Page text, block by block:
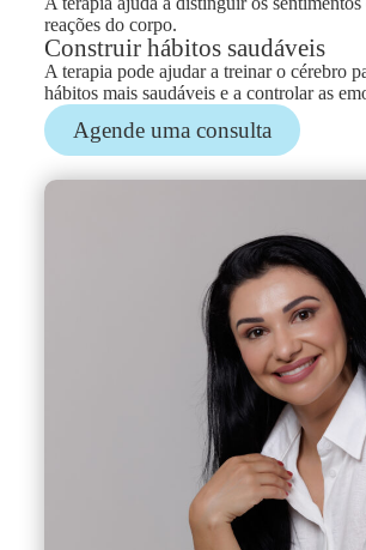
reações do corpo.
Construir hábitos saudáveis
A terapia pode ajudar a treinar o cérebro
hábitos mais saudáveis e a controlar as
Agende uma consulta